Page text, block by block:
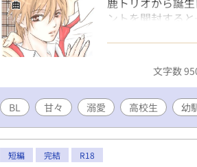
ントを開封する
の、甘くてちょ
糖分多め。 ラブ
編〜大学生編の
ので、苦手な方
完結済み作品を
❥本編完結後の番
ます。
文字数
BL 甘々 溺愛 高校生 幼
短編 完結 R18